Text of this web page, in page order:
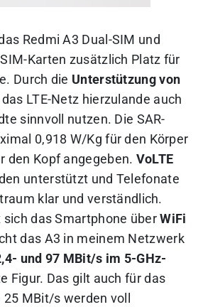
Redmi A3 Dual-SIM und
Karten zusätzlich Platz für
Durch die Unterstützung von
das LTE-Netz hierzulande auch
sinnvoll nutzen. Die SAR-
0,918 W/Kg für den Körper
den Kopf angegeben. VoLTE
unterstützt und Telefonate
klar und verständlich.
sich das Smartphone überWiFi
das A3 in meinem Netzwerk
und 97 MBit/s im 5-GHz-
Figur. Das gilt auch für das
MBit/s werden voll